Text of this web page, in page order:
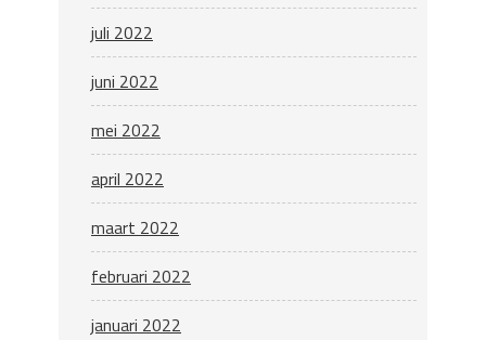
juli 2022
juni 2022
mei 2022
april 2022
maart 2022
februari 2022
januari 2022